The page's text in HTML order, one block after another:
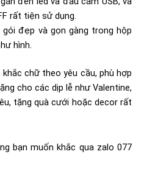
rất tiện sử dụng.
đẹp và gọn gàng trong hộp
hình.
chữ theo yêu cầu, phù hợp
cho các dịp lễ như Valentine,
tặng quà cưới hoặc decor rất
bạn muốn khắc qua zalo 077